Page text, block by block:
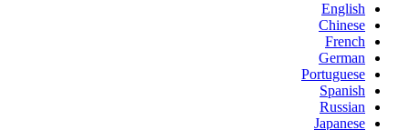
English
Chinese
French
German
Portuguese
Spanish
Russian
Japanese